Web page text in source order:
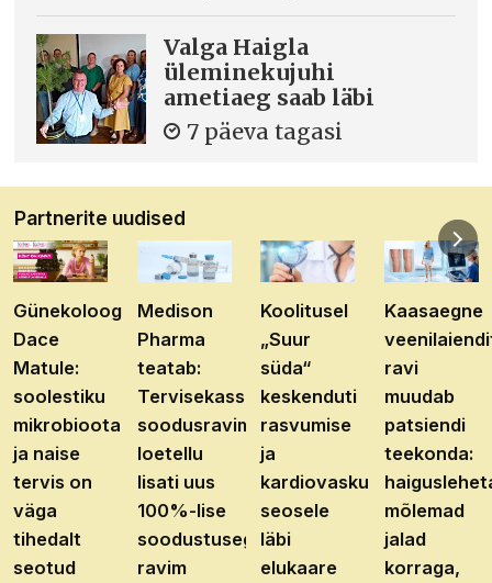
Valga Haigla
üleminekujuhi
ametiaeg saab läbi
7 päeva tagasi
Partnerite uudised
Günekoloog
Dace
Matule:
soolestiku
mikrobioota
ja naise
tervis on
väga
tihedalt
seotud
Medison
Pharma
teatab:
Tervisekassa
soodusravimite
loetellu
lisati uus
100%-lise
soodustusega
ravim
Koolitusel
„Suur
süda“
keskenduti
rasvumise
ja
kardiovaskulaarhaiguste
seosele
läbi
elukaare
Kaasaegne
ravi
muudab
patsiendi
teekonda:
mõlemad
jalad
korraga,